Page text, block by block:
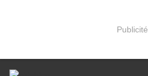
Publicité